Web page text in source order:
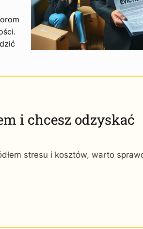
i chcesz odzyskać
stresu i kosztów, warto